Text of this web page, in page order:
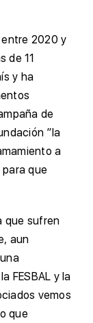
entre 2020 y
de 11
y ha
de
”la
a
que
que sufren
aun
FESBAL y la
vemos
que